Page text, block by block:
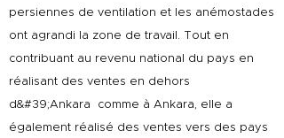
persiennes de ventilation et les anémostades
ont agrandi la zone de travail. Tout en
contribuant au revenu national du pays en
réalisant des ventes en dehors
d&#39;Ankara comme à Ankara, elle a
également réalisé des ventes vers des pays